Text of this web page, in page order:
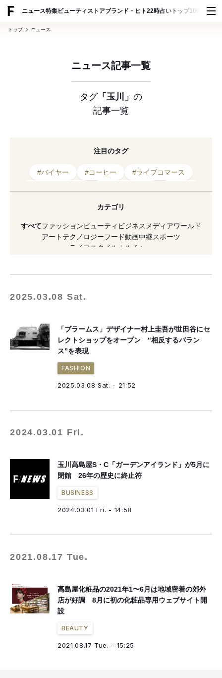
ニュース特集ビューティ ストアブランド・ヒト22時占い トップ100 スナッ
トップ ニュース
ニュース記事一覧
タグ「玉川」 の
記事一覧
注目のタグ
#バイヤー #コーヒー
#ライブコマース
#世田谷
#コスメデコルテ
#ジョー マローン ロンドン
カテゴリ
すべてファッションビューティ ビジネス メディアワールド
アート テクノロジーフード動画中継スポーツ
ライフスタイル
カルチャー
2025.03.08 Sat.
「ブラームス」デザイナー村上圭吾が世田谷にセ
レクトショップをオープン “相反するバラン
ス”を表現
FASHION
2025.03.08 Sat. - 21:52
2024.03.01 Fri.
玉川高島屋S・C「ガーデンアイランド」が5月に
閉館 26年の歴史に終止符
BUSINESS
2024.03.01 Fri. - 14:58
2021.08.17 Tue.
高島屋化粧品の2021年1〜6月は地域密着の郊外
店が好調 8月に初の化粧品専用ウェブサイト開
設
BEAUTY
2021.08.17 Tue. - 15:25